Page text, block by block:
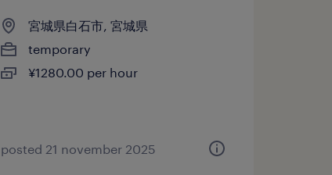
宮城県白石市, 宮城県
temporary
¥1280.00 per hour
posted 21 november 2025